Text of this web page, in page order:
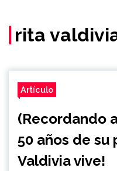
rita
Artículo
(Recordando
50 años de su
Valdivia vive!